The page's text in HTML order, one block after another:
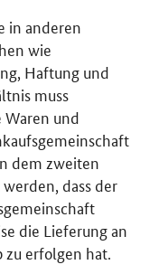
in anderen
wie
Haftung und
muss
und
dem zweiten
dass der
die Lieferung an
erfolgen hat.